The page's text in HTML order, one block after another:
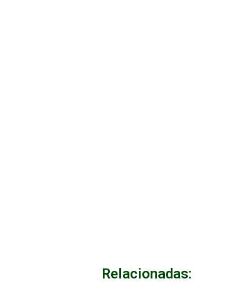
Relacionadas: